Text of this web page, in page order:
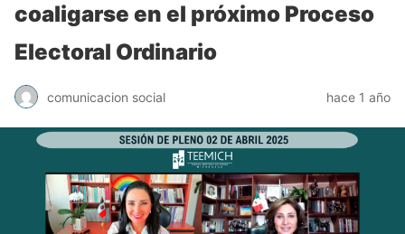
coaligarse en el próximo Proceso
Electoral Ordinario
comunicacion social hace 1 año